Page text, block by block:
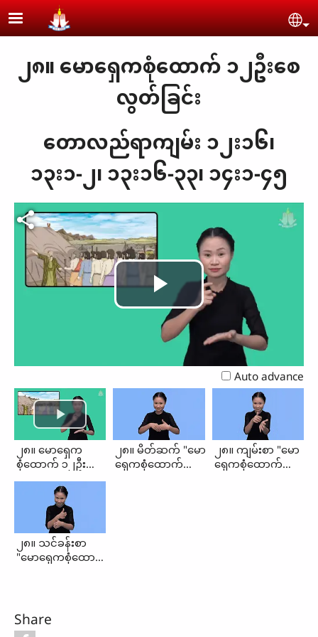
Skip to main content
၂၈။ မောရှေကစုံထောက် ၁၂ဦးစေ
လွတ်ခြင်း
တောလည်ရာကျမ်း ၁၂း၁၆၊
၁၃း၁-၂၊ ၁၃း၁၆-၃၃၊ ၁၄း၁-၄၅
Play
Video
Auto advance
၂၈။ မောရှေက
စုံထောက် ၁၂ဦး
ဆက်၊ ကျမ်းစာ၊
သင်ခန်းစာ)
၂၈။ မိတ်ဆက် "မော
ရှေကစုံထောက်
၂၈။ ကျမ်းစာ "မော
ရှေကစုံထောက်
၂၈။ သင်ခန်းစာ
"မောရှေကစုံထောက်
Share